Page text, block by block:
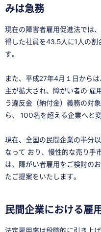
みは急務
現在の障害者雇用促進法では
得した社員を43.5人に1人の割
す。
また、平成27年4月１日から
主が拡大され、障がい者の 雇
う違反金（納付金）義務の対
ら、 100名を超える企業へと
現在、全国の民間企業の半分
なって おり、慢性的な売り手
は、障がい者雇用をご検討の
たご提案をいたします。
民間企業における雇
法定雇用率は段階的に引き上げ